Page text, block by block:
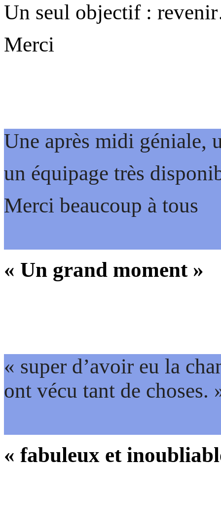
Un seul objectif :
Merci
Une après midi géniale,
un équipage très
Merci beaucoup à tous
« Un grand moment »
« super d’avoir eu la
ont vécu tant de choses.
« fabuleux et